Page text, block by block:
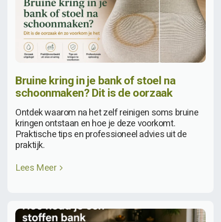
Bruine kring in je bank of stoel na
schoonmaken? Dit is de oorzaak
Ontdek waarom na het zelf reinigen soms bruine
kringen ontstaan en hoe je deze voorkomt.
Praktische tips en professioneel advies uit de
praktijk.
Lees Meer